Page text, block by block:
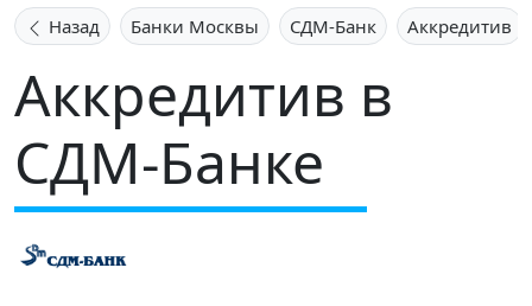
Назад Банки Москвы СДМ-Банк Аккредитив
Аккредитив в
СДМ-Банке